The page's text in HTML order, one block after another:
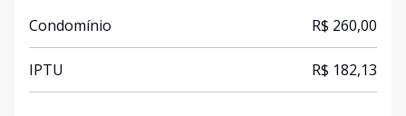
Condomínio R$ 260,00
IPTU R$ 182,13